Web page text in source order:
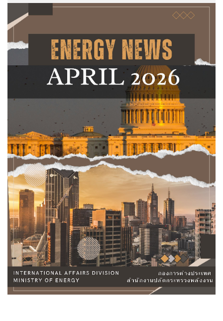
สถานการณ์พลังงาน
สถานการณ์ภาพรวมพลังงาน
รายงานสถิติพลังงานรายปี
ฐานะกองทุนน้ำมันเชื้อเพลิง
สถิติรายงาน
ประกาศกระทรวง
ประกาศจัดซื้อจัดจ้างกระทรวงพลังงาน
ข่าวจัดซื้อจัดจ้าง
แผนการจัดซื้อจัดจ้างหรือแผนการจัดหาพัสดุ